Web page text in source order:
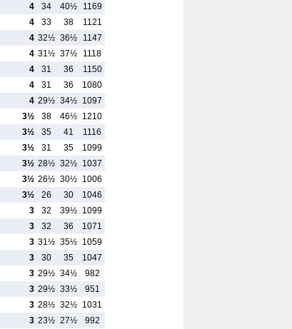
4 34 40½
1169
4 33 38
1121
4 32½ 36½
1147
4 31½ 37½
1118
4 31 36
1150
4 31 36
1080
4 29½ 34½
1097
3½ 38 46½
1210
3½ 35 41
1116
3½ 31 35
1099
3½ 28½ 32½
1037
3½ 26½ 30½
1006
3½ 26 30
1046
3 32 39½
1099
3 32 36
1071
3 31½ 35½
1059
3 30 35
1047
3 29½ 34½
982
3 29½ 33½
951
3 28½ 32½
1031
3 23½ 27½
992